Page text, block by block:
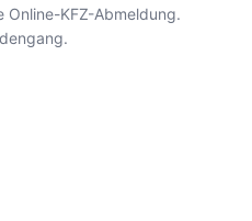
Online-KFZ-Abmeldung.